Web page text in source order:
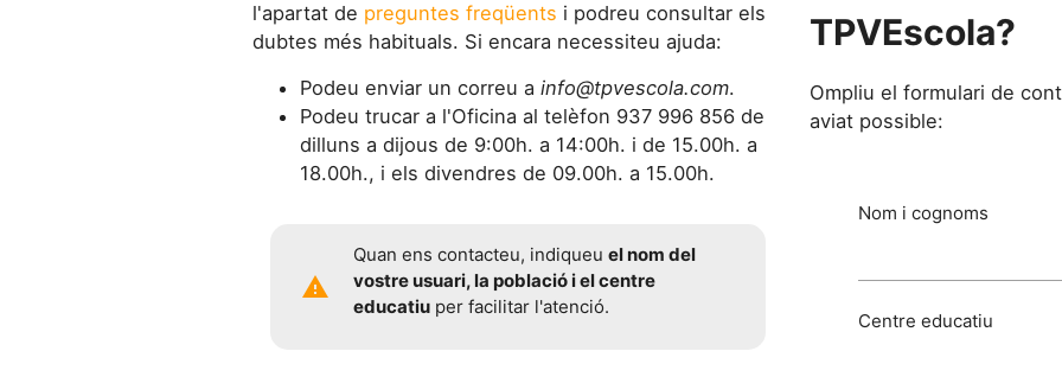
l'apartat de preguntes freqüents i podreu consultar els
dubtes més habituals. Si encara necessiteu ajuda:
Podeu enviar un correu a info@tpvescola.com.
Podeu trucar a l'Oficina al telèfon 937 996 856 de
dilluns a dijous de 9:00h. a 14:00h. i de 15.00h. a
18.00h., i els divendres de 09.00h. a 15.00h.
warning
Quan ens contacteu, indiqueuel nom del
vostre usuari, la població i el centre
educatiu per facilitar l'atenció.
TPVEscola?
Ompliu el formulari de
aviat possible:
Nom i cognoms
Centre educatiu